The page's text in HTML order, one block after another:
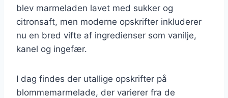
blev marmeladen lavet med sukker og
citronsaft, men moderne opskrifter inkluderer
nu en bred vifte af ingredienser som vanilje,
kanel og ingefær.
I dag findes der utallige opskrifter på
blommemarmelade, der varierer fra de